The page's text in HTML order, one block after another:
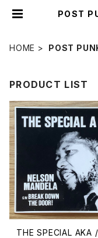
POST
HOME POST
PRODUCT LIST
THE SPECIAL AKA